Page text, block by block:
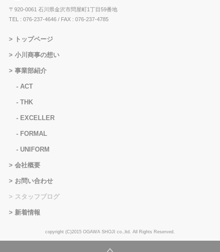
〒920-0061 石川県金沢市問屋町1丁目59番地
TEL : 076-237-4646/ FAX : 076-237-4785
トップページ
小川商事の想い
事業部紹介
ACT
THK
EXCELLER
FORMAL
UNIFORM
会社概要
お問い合わせ
スタッフブログ
新着情報
copyright (C)2015 OGAWA SHOJI co.,ltd. All Rights Reserved.